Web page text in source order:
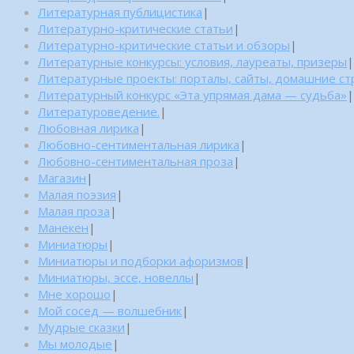
Литературная публицистика |
Литературно-критические статьи |
Литературно-критические статьи и обзоры |
Литературные конкурсы: условия, лауреаты, призеры |
Литературные проекты: порталы, сайты, домашние
Литературный конкурс «Эта упрямая дама — судьба» |
Литературоведение. |
Любовная лирика |
Любовно-сентиментальная лирика |
Любовно-сентиментальная проза |
Магазин |
Малая поэзия |
Малая проза |
Манекен |
Миниатюры |
Миниатюры и подборки афоризмов |
Миниатюры, эссе, новеллы |
Мне хорошо |
Мой сосед — волшебник|
Мудрые сказки |
Мы молодые |